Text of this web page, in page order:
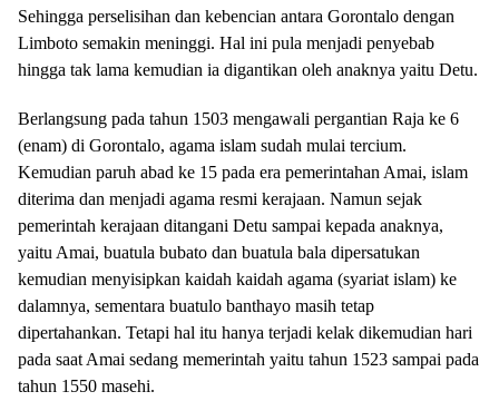
Sehingga perselisihan dan kebencian antara Gorontalo dengan
Limboto semakin meninggi. Hal ini pula menjadi penyebab
hingga tak lama kemudian ia digantikan oleh anaknya yaitu Detu.
Berlangsung pada tahun 1503 mengawali pergantian Raja ke 6
(enam) di Gorontalo, agama islam sudah mulai tercium.
Kemudian paruh abad ke 15 pada era pemerintahan Amai, islam
diterima dan menjadi agama resmi kerajaan. Namun sejak
pemerintah kerajaan ditangani Detu sampai kepada anaknya,
yaitu Amai, buatula bubato dan buatula bala dipersatukan
kemudian menyisipkan kaidah kaidah agama (syariat islam) ke
dalamnya, sementara buatulo banthayo masih tetap
dipertahankan. Tetapi hal itu hanya terjadi kelak dikemudian hari
pada saat Amai sedang memerintah yaitu tahun 1523 sampai pada
tahun 1550 masehi.